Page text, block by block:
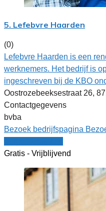
5. Lefebvre Haarden
(0)
Lefebvre Haarden is een
werknemers. Het bedrijf is
ingeschreven bij de KBO
Oostrozebeeksestraat 26,
Contactgegevens
bvba
Bezoek bedrijfspagina
Gratis - Vrijblijvend